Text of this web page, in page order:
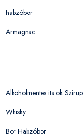
habzóbor
Armagnac
Alkoholmentes italok Szirup
Whisky
Bor Habzóbor